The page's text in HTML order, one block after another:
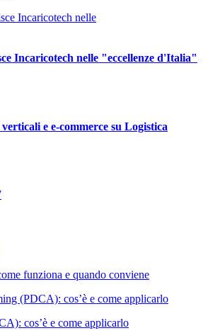
Incaricotech nelle "eccellenze d'Italia"
e e-commerce su Logistica
funziona e quando conviene
cos’è e come applicarlo